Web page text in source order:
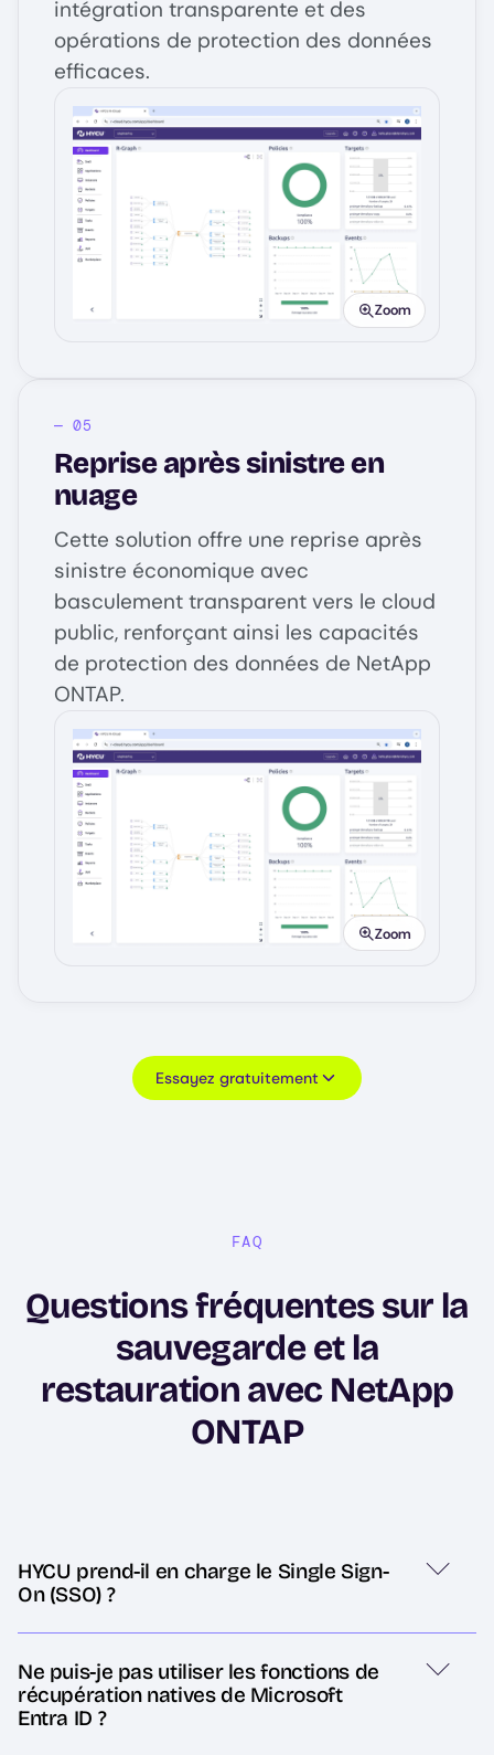
intégration transparente et des
opérations de protection des données
efficaces.
Image
Zoom
Reprise après sinistre en
nuage
Cette solution offre une reprise après
sinistre économique avec
basculement transparent vers le cloud
public, renforçant ainsi les capacités
de protection des données de NetApp
ONTAP.
Image
Zoom
Essayez gratuitement
FAQ
Questions fréquentes sur la
sauvegarde et la
restauration avec NetApp
ONTAP
HYCU prend-il en charge le Single Sign-
On (SSO) ?
Ne puis-je pas utiliser les fonctions de
récupération natives de Microsoft
Entra ID ?